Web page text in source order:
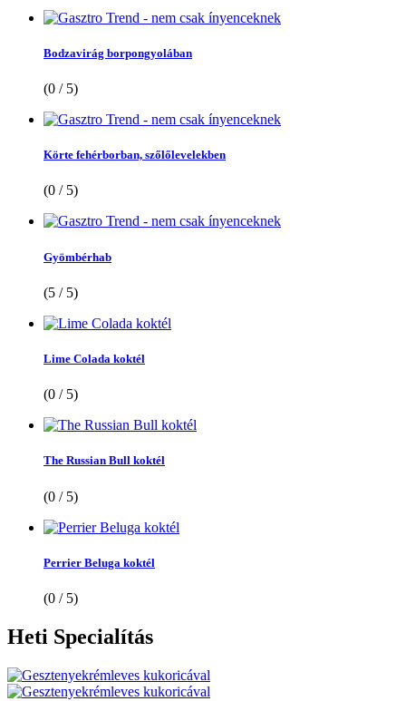
Bodzavirág borpongyolában
(0 / 5)
Körte fehérborban, szőlőlevelekben
(0 / 5)
Gyömbérhab
(5 / 5)
Lime Colada koktél
(0 / 5)
The Russian Bull koktél
(0 / 5)
Perrier Beluga koktél
(0 / 5)
Heti Specialítás